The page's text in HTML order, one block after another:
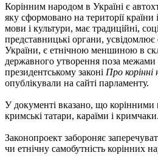
Корінним народом в Україні є
яку сформовано на території країни
мови і культури, має традиційні,
представницькі органи,
України, є етнічною меншиною в
державного утворення поза
президентському законі Про корінні
опублікували на сайті парламенту.
У документі вказано, що
кримські татари, караїми і кримчаки.
Законопроект забороняє
чи етнічну самобутність корінних